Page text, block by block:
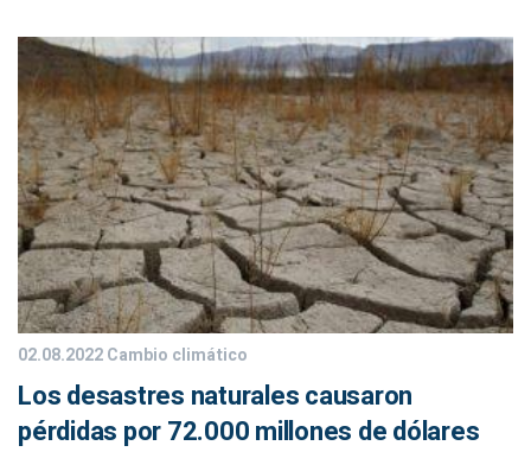
02.08.2022Cambio climático
Los desastres naturales causaron
pérdidas por 72.000 millones de dólares